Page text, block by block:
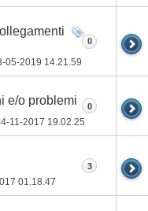
05-2019 14.21.59
0
e/o problemi
11-2017 19.02.25
0
01.18.47
3